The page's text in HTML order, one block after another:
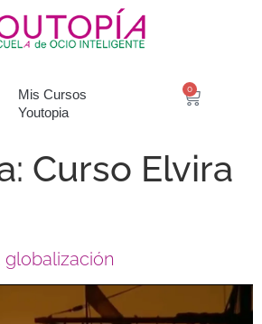
Mis Cursos
Youtopia
0
Curso Elvira
globalización